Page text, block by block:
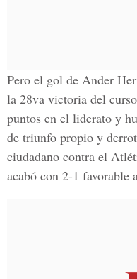
Pero el gol de Ander
la 28va victoria del
puntos en el liderato y
de triunfo propio y
ciudadano contra el
acabó con 2-1 favorable